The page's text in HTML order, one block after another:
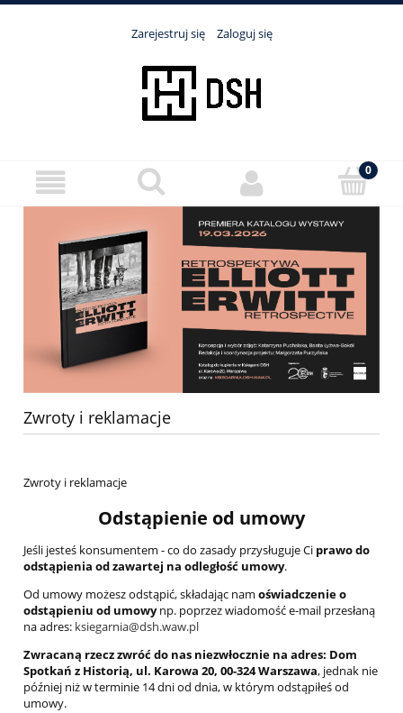
Zarejestruj się Zaloguj się
Zwroty i reklamacje
Zwroty i reklamacje
Odstąpienie od umowy
Jeśli jesteś konsumentem - co do zasady przysługuje Ci prawo do
odstąpienia od zawartej na odległość umowy.
Od umowy możesz odstąpić, składając nam oświadczenie o
odstąpieniu od umowynp. poprzez wiadomość e-mail przesłaną
na adres: ksiegarnia@dsh.waw.pl
Zwracaną rzecz zwróć do nas niezwłocznie na adres: Dom
Spotkań z Historią, ul. Karowa 20, 00-324 Warszawa, jednak nie
później niż w terminie 14 dni od dnia, w którym odstąpiłeś od
umowy.